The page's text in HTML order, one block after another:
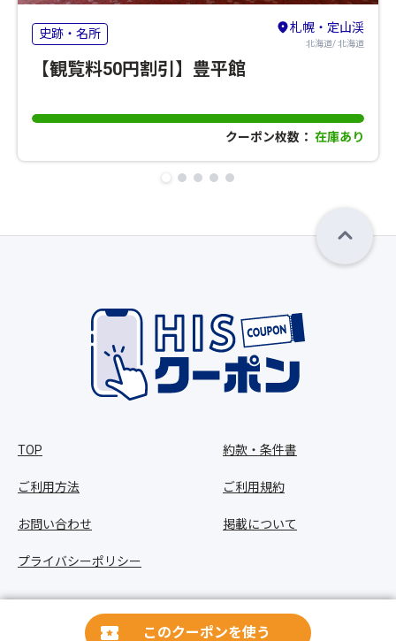
史跡・名所 札幌・定山渓
北海道/ 北海道
【観覧料50円割引】豊平館
クーポン枚数： 在庫あり
このクーポンを使う
TOP
ご利用方法
お問い合わせ
プライバシーポリシー
約款・条件書
ご利用規約
掲載について